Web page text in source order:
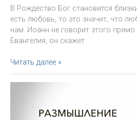
В Рождество Бог становится
есть любовь, то это значит, что
нам. Иоанн не говорит этого прямо
Евангелия, он скажет
Проповедь
Архиепископа
Павла
Читать далее »